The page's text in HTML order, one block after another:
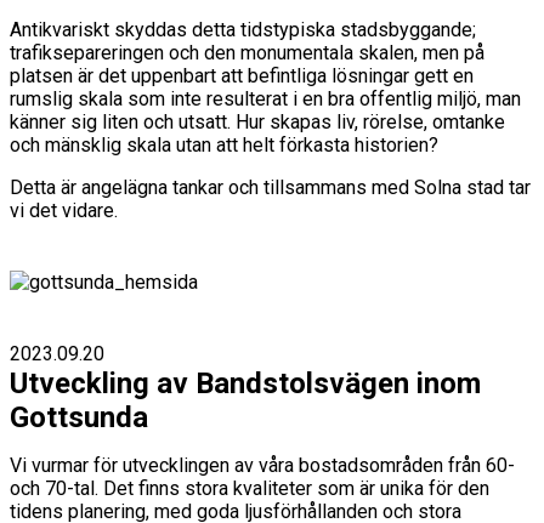
Antikvariskt skyddas detta tidstypiska stadsbyggande;
trafiksepareringen och den monumentala skalen, men på
platsen är det uppenbart att befintliga lösningar gett en
rumslig skala som inte resulterat i en bra offentlig miljö, man
känner sig liten och utsatt. Hur skapas liv, rörelse, omtanke
och mänsklig skala utan att helt förkasta historien?
Detta är angelägna tankar och tillsammans med Solna stad tar
vi det vidare.
2023.09.20
Utveckling av Bandstolsvägen inom
Gottsunda
Vi vurmar för utvecklingen av våra bostadsområden från 60-
och 70-tal. Det finns stora kvaliteter som är unika för den
tidens planering, med goda ljusförhållanden och stora